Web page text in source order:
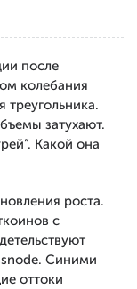
после
колебания
затухают.
Какой она
роста.
с
Синими
оттоки